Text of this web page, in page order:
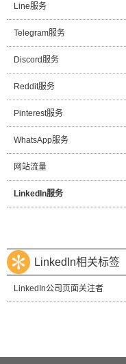
Line服务
Telegram服务
Discord服务
Reddit服务
Pinterest服务
WhatsApp服务
网站流量
LinkedIn服务
LinkedIn相关标签
LinkedIn公司页面关注者